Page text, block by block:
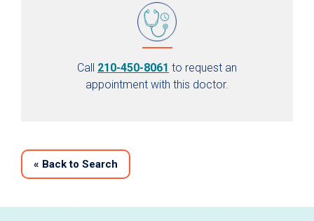
Call 210-450-8061 to request an
appointment with this doctor.
« Back to Search